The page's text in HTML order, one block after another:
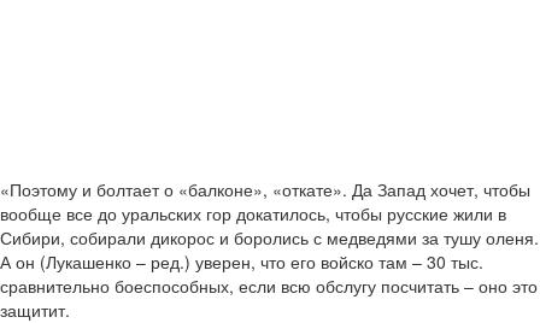
«Поэтому и болтает о «балконе», «откате». Да Запад хочет, чтобы
вообще все до уральских гор докатилось, чтобы русские жили в
Сибири, собирали дикорос и боролись с медведями за тушу оленя.
А он (Лукашенко – ред.) уверен, что его войско там – 30 тыс.
сравнительно боеспособных, если всю обслугу посчитать – оно это
защитит.